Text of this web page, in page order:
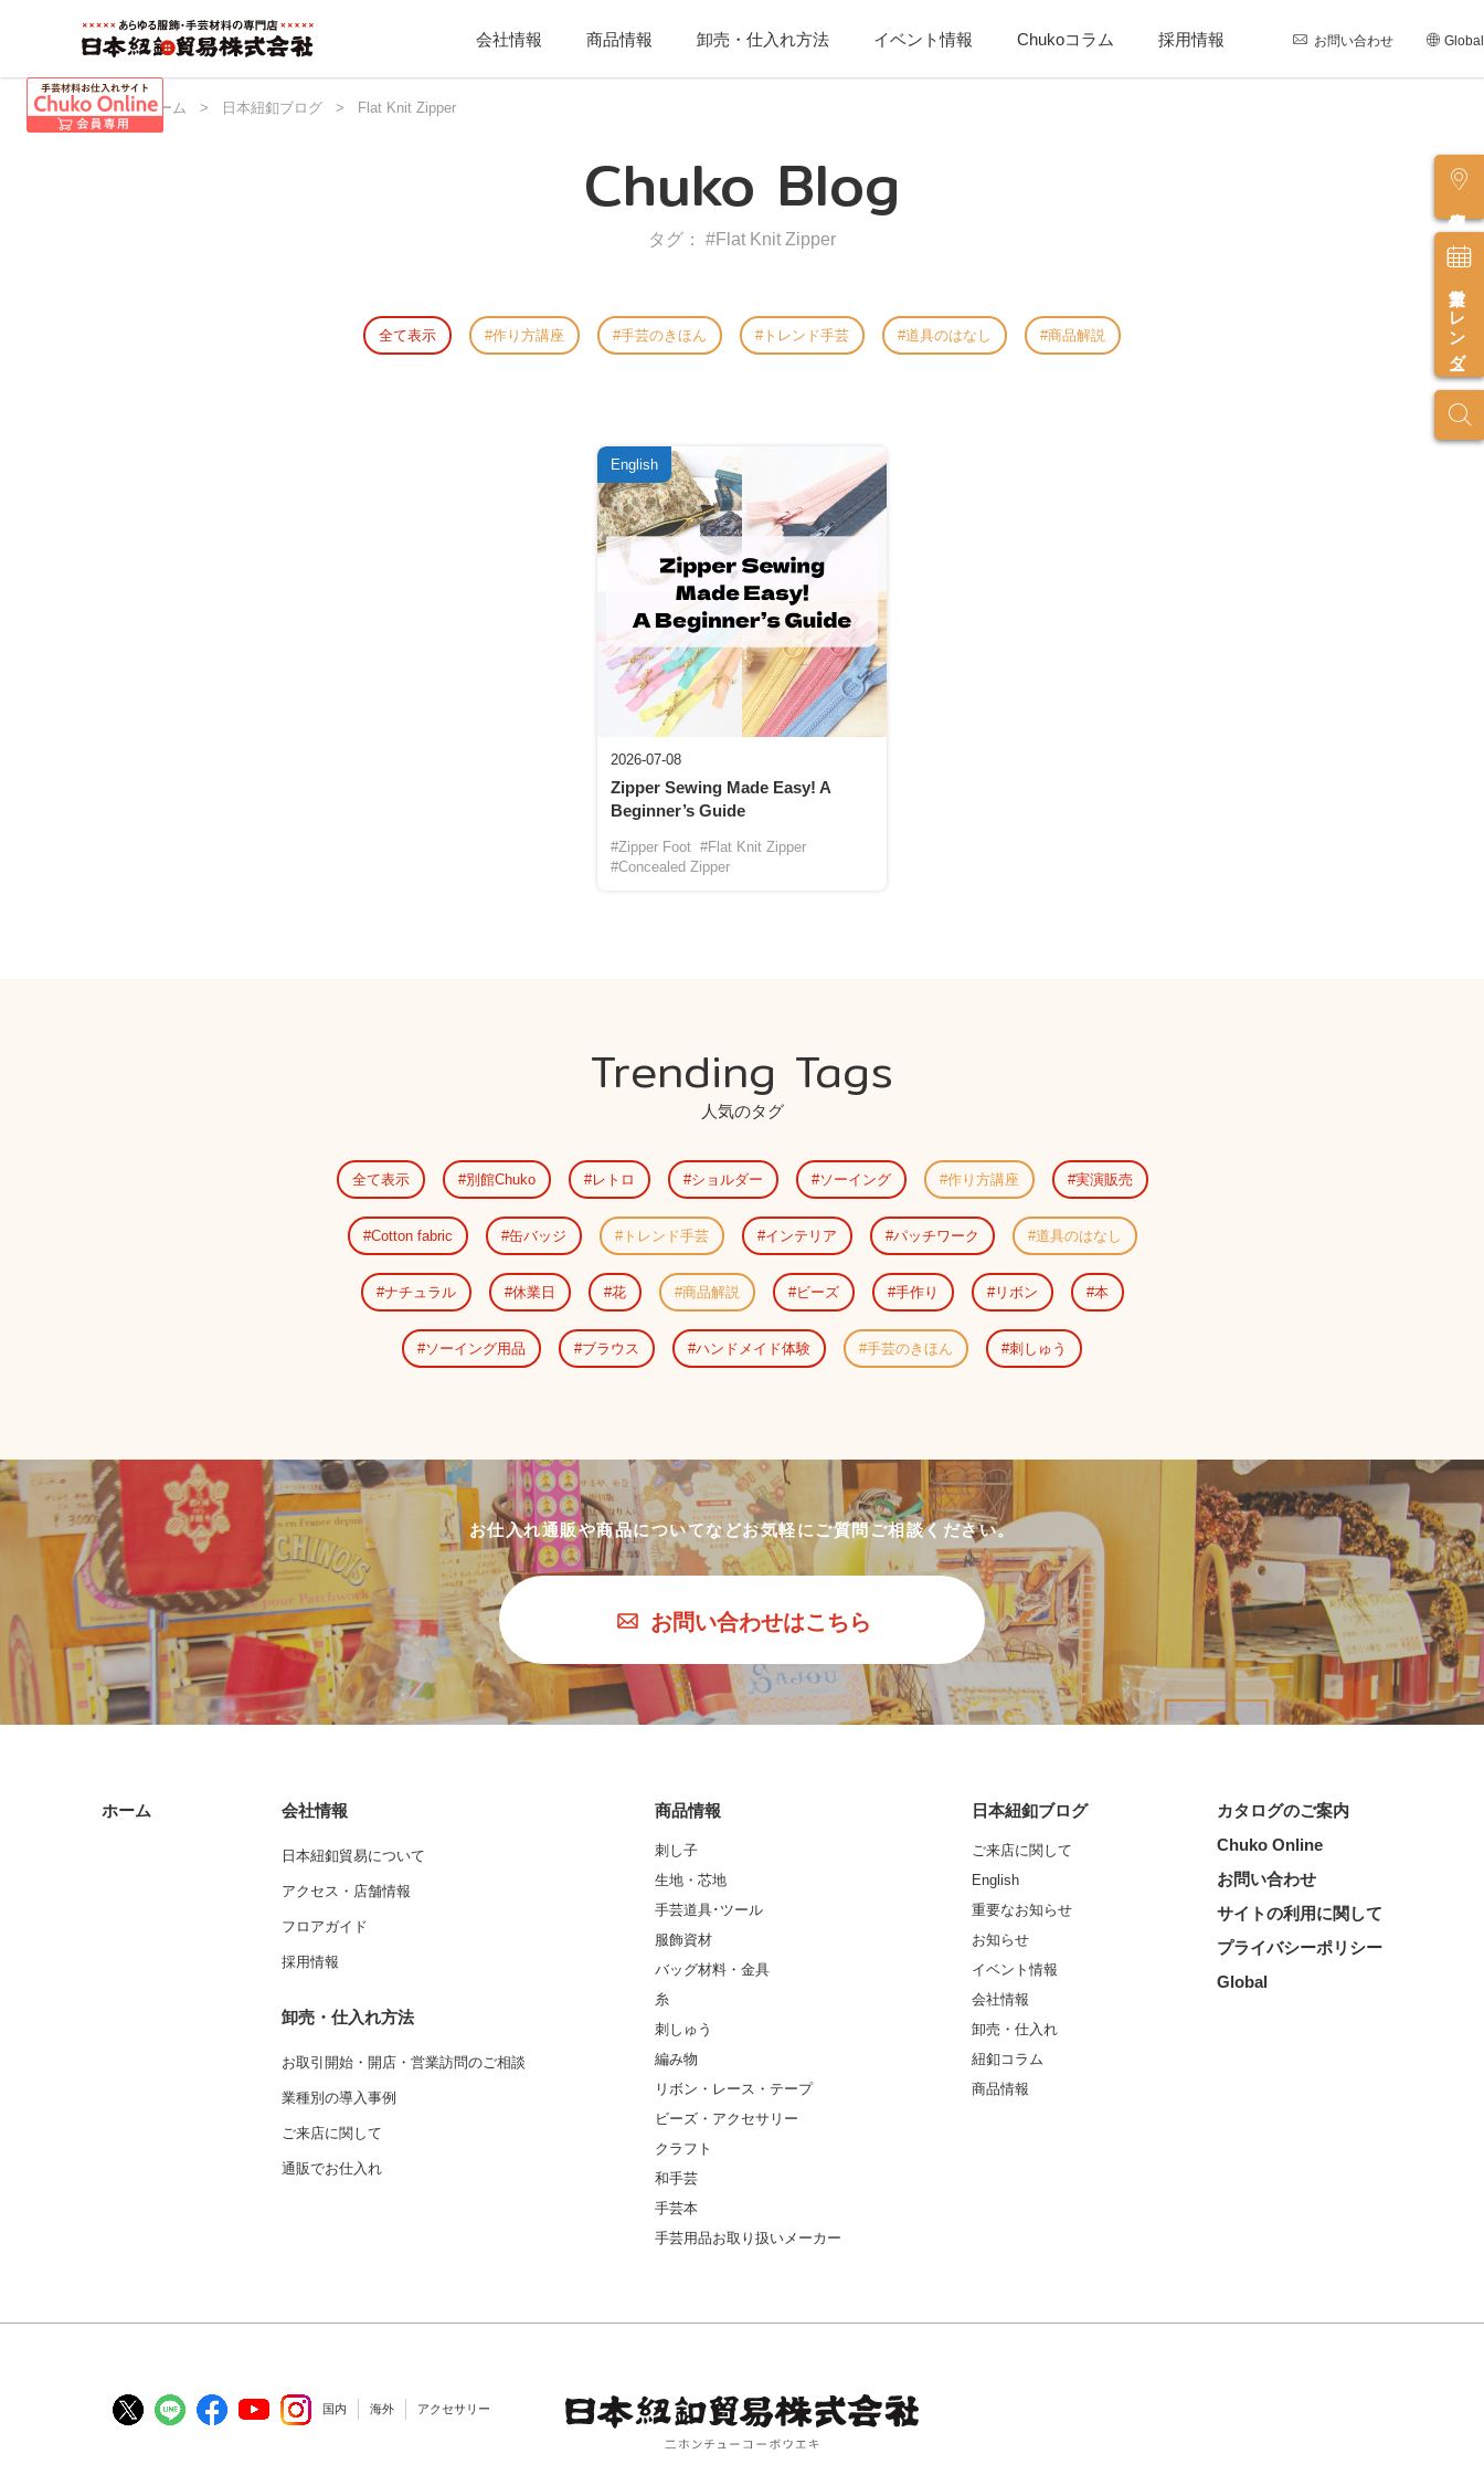
会社情報 商品情報 卸売・仕入れ方法 イベント情報 Chukoコラム 採用情報 お問い合わせ Global
営業カレンダー
日本紐釦 ホーム > 日本紐釦ブログ > Flat Knit Zipper
Chuko Blog
タグ： #Flat Knit Zipper
全て表示 作り方講座 手芸のきほん トレンド手芸 道具のはなし 商品解説
2026-07-08
Zipper Sewing Made Easy! A
Beginner’s Guide
#Zipper Foot #Flat Knit Zipper
#Concealed Zipper
English
Trending Tags
人気のタグ
全て表示 別館Chuko レトロ ショルダー ソーイング 作り方講座 実演販売
Cotton fabric 缶バッジ トレンド手芸 インテリア パッチワーク 道具のはなし
ナチュラル 休業日 花 商品解説 ビーズ 手作り リボン 本
ソーイング用品 ブラウス ハンドメイド体験 手芸のきほん 刺しゅう
お仕入れ通販や商品についてなどお気軽にご質問ご相談ください。
お問い合わせはこちら
ホーム 会社情報
日本紐釦貿易について
アクセス・店舗情報
フロアガイド
採用情報
卸売・仕入れ方法
お取引開始・開店・営業訪問のご相談
業種別の導入事例
ご来店に関して
通販でお仕入れ
商品情報
刺し子
生地・芯地
手芸道具･ツール
服飾資材
バッグ材料・金具
糸
刺しゅう
編み物
リボン・レース・テープ
ビーズ・アクセサリー
クラフト
和手芸
手芸本
手芸用品お取り扱いメーカー
日本紐釦ブログ
ご来店に関して
English
重要なお知らせ
お知らせ
イベント情報
会社情報
卸売・仕入れ
紐釦コラム
商品情報
カタログのご案内
Chuko Online
お問い合わせ
サイトの利用に関して
プライバシーポリシー
Global
国内 海外 アクセサリー